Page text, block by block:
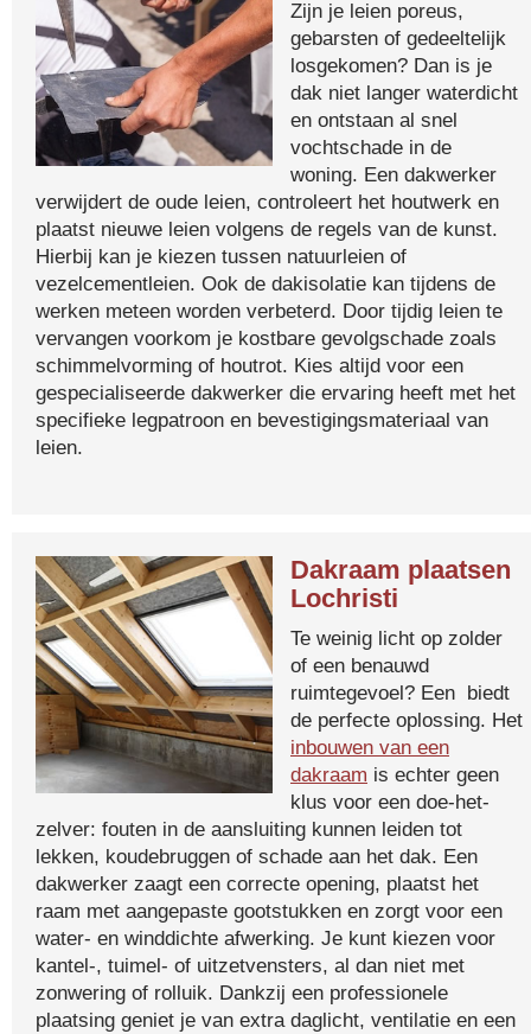
Zijn je leien poreus,
gebarsten of gedeeltelijk
losgekomen? Dan is je
dak niet langer waterdicht
en ontstaan al snel
vochtschade in de
woning. Een dakwerker
verwijdert de oude leien, controleert het houtwerk en
plaatst nieuwe leien volgens de regels van de kunst.
Hierbij kan je kiezen tussen natuurleien of
vezelcementleien. Ook de dakisolatie kan tijdens de
werken meteen worden verbeterd. Door tijdig leien te
vervangen voorkom je kostbare gevolgschade zoals
schimmelvorming of houtrot. Kies altijd voor een
gespecialiseerde dakwerker die ervaring heeft met het
specifieke legpatroon en bevestigingsmateriaal van
leien.
Dakraam plaatsen
Lochristi
Te weinig licht op zolder
of een benauwd
ruimtegevoel? Een biedt
de perfecte oplossing. Het
inbouwen van een
dakraam is echter geen
klus voor een doe-het-
zelver: fouten in de aansluiting kunnen leiden tot
lekken, koudebruggen of schade aan het dak. Een
dakwerker zaagt een correcte opening, plaatst het
raam met aangepaste gootstukken en zorgt voor een
water- en winddichte afwerking. Je kunt kiezen voor
kantel-, tuimel- of uitzetvensters, al dan niet met
zonwering of rolluik. Dankzij een professionele
plaatsing geniet je van extra daglicht, ventilatie en een